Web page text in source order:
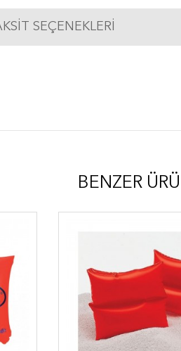
SEÇENEKLERI
BENZER